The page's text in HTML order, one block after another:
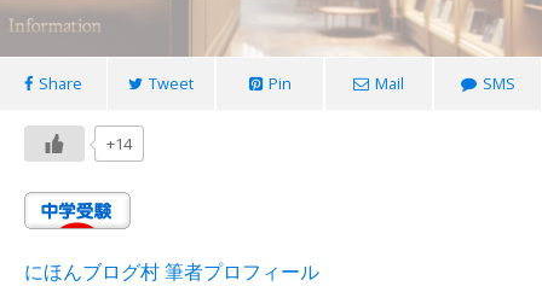
Share Tweet Pin Mail SMS
+14
にほんブログ村 筆者プロフィール